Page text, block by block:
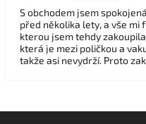
S obchodem jsem
před několika lety, a vše mi
kterou jsem tehdy
která je mezi poličkou a
takže asi nevydrží. Proto